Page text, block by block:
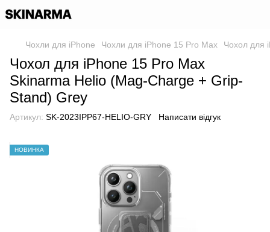
Чохли для iPhone Чохли для iPhone 15 Pro Max Чохол для
Чохол для iPhone 15 Pro Max
Skinarma Helio (Mag-Charge + Grip-
Stand) Grey
Артикул: SK-2023IPP67-HELIO-GRY Написати відгук
НОВИНКА